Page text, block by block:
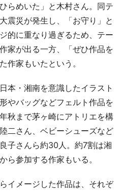
らめいた」と木村さん。同テ
震災が発生し、「お守り」と
的に重なり過ぎるため、テー
家が出る一方、「ぜひ作品を
作家もいたという。
本・湘南を意識したイラスト
やバッグなどフェルト作品を
秋まで茅ヶ崎にアトリエを構
二さん、ベビーシューズなど
子さんら約30人。約7割は湘
ら参加する作家もいる。
イメージした作品は、それぞ